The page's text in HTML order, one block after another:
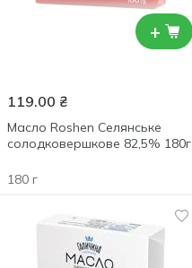
+
119.00 ₴
Масло Roshen Селянське
солодковершкове 82,5% 180г
180 г